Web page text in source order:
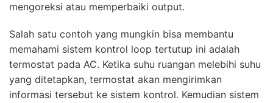
mengoreksi atau memperbaiki output.
Salah satu contoh yang mungkin bisa membantu
memahami sistem kontrol loop tertutup ini adalah
termostat pada AC. Ketika suhu ruangan melebihi suhu
yang ditetapkan, termostat akan mengirimkan
informasi tersebut ke sistem kontrol. Kemudian sistem